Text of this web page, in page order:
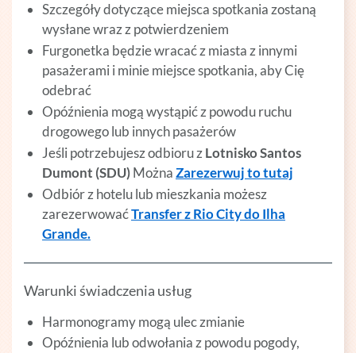
Szczegóły dotyczące miejsca spotkania zostaną
wysłane wraz z potwierdzeniem
Furgonetka będzie wracać z miasta z innymi
pasażerami i minie miejsce spotkania, aby Cię
odebrać
Opóźnienia mogą wystąpić z powodu ruchu
drogowego lub innych pasażerów
Jeśli potrzebujesz odbioru zLotnisko Santos
Dumont (SDU)MożnaZarezerwuj to tutaj
Odbiór z hotelu lub mieszkania możesz
zarezerwowaćTransfer z Rio City do Ilha
Grande.
Warunki świadczenia usług
Harmonogramy mogą ulec zmianie
Opóźnienia lub odwołania z powodu pogody,